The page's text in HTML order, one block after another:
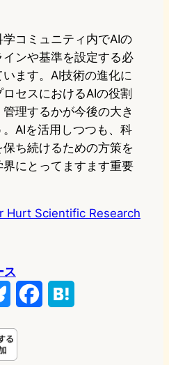
コミュニティ内でAIの
ンや基準を設定する必
ます。AI技術の進化に
セスにおけるAIの役割
理するかが今後の大き
AIを活用しつつも、科
ち続けるための方策を
にとってますます重要
Hurt Scientific Research
ス
u